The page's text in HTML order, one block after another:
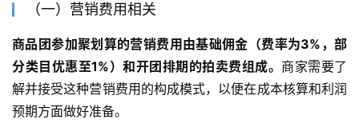
（一）营销费用相关
商品团参加聚划算的营销费用由基础佣金（费率为3%，部
分类目优惠至1%）和开团排期的拍卖费组成。 商家需要了
解并接受这种营销费用的构成模式，以便在成本核算和利润
预期方面做好准备。